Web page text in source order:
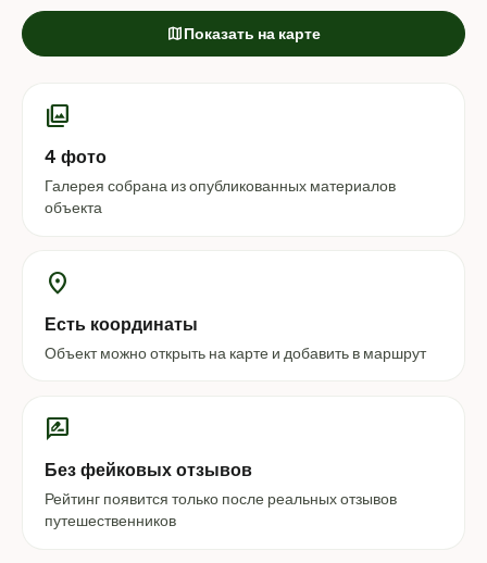
mapПоказать на карте
photo_library
4 фото
Галерея собрана из опубликованных материалов
объекта
location_on
Есть координаты
Объект можно открыть на карте и добавить в маршрут
rate_review
Без фейковых отзывов
Рейтинг появится только после реальных отзывов
путешественников